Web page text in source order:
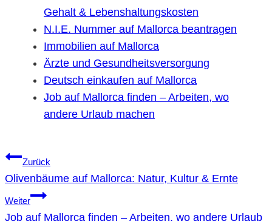
Gehalt & Lebenshaltungskosten
N.I.E. Nummer auf Mallorca beantragen
Immobilien auf Mallorca
Ärzte und Gesundheitsversorgung
Deutsch einkaufen auf Mallorca
Job auf Mallorca finden – Arbeiten, wo
andere Urlaub machen
Beitragsnavigation
Zurück
Olivenbäume auf Mallorca: Natur, Kultur & Ernte
Weiter
Job auf Mallorca finden – Arbeiten, wo andere Urlaub